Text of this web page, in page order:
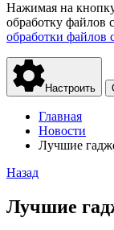
Нажимая на
обработку файлов
обработки файлов
Настроить
Главная
Новости
Лучшие
Назад
Лучшие